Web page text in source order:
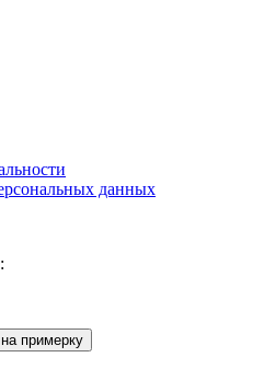
данных
примерку